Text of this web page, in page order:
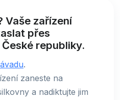
Vaše zařízení
přes
republiky.
.
zaneste na
a nadiktujte jim